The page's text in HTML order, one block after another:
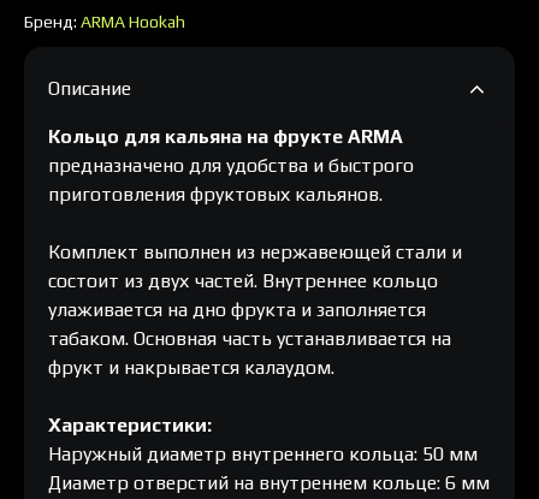
Бренд: ARMA Hookah
Описание
Кольцо для кальяна на фрукте ARMA
предназначено для удобства и быстрого
приготовления фруктовых кальянов.
Комплект выполнен из нержавеющей стали и
состоит из двух частей. Внутреннее кольцо
улаживается на дно фрукта и заполняется
табаком. Основная часть устанавливается на
фрукт и накрывается калаудом.
Характеристики:
Наружный диаметр внутреннего кольца: 50 мм
Диаметр отверстий на внутреннем кольце: 6 мм